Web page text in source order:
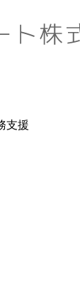
支援